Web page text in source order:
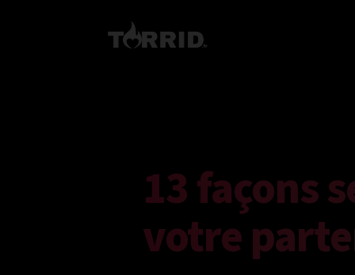
13 façons
votre